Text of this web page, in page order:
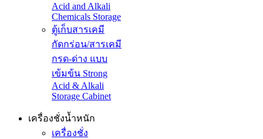
Acid and Alkali
Chemicals Storage
ตู้เก็บสารเคมี
กัดกร่อน/สารเคมี
กรด-ด่าง แบบ
เข้มข้น Strong
Acid & Alkali
Storage Cabinet
เครื่องชั่งน้ำหนัก
เครื่องชั่ง